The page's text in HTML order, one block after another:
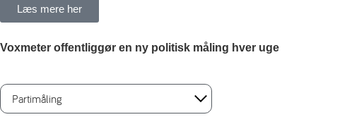
Læs mere her
Voxmeter offentliggør en ny politisk måling hver uge